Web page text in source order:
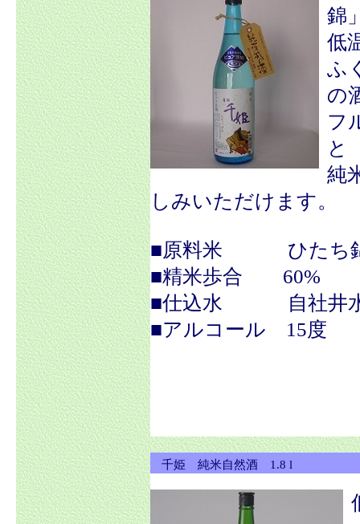
錦
低
ふ
の
フ
と
純
しみいただけます。
■原料米 ひたち
■精米歩合 60%
■仕込水 自社井
■アルコール 15度
千姫 純米自然酒 1.8 l